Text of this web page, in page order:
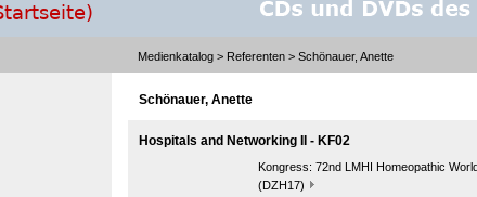
Medienkatalog > Referenten > Schönauer, Anette
Schönauer, Anette
Hospitals and Networking II - KF02
Kongress: 72nd LMHI Homeopathic
(DZH17)